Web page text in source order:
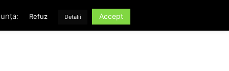
Refuz Detalii Accept